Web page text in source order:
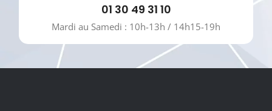
01 30 49 31 10
Mardi au Samedi : 10h-13h / 14h15-19h